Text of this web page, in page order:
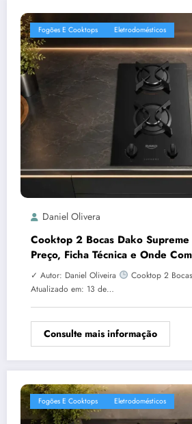
Fogões E Cooktops Eletrodomésticos
Daniel Olivera
Cooktop 2 Bocas Dako
Preço, Ficha Técnica e Onde
✓ Autor: Daniel Oliveira
Cooktop 2
Atualizado em: 13 de…
Consulte mais informação
Fogões E Cooktops Eletrodomésticos